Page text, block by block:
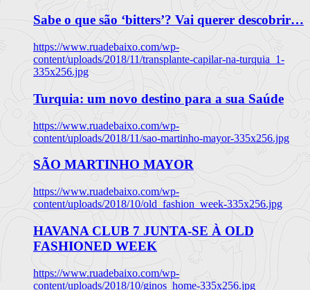
Sabe o que são ‘bitters’? Vai querer descobrir…
https://www.ruadebaixo.com/wp-
content/uploads/2018/11/transplante-capilar-na-turquia_1-
335x256.jpg
Turquia: um novo destino para a sua Saúde
https://www.ruadebaixo.com/wp-
content/uploads/2018/11/sao-martinho-mayor-335x256.jpg
SÃO MARTINHO MAYOR
https://www.ruadebaixo.com/wp-
content/uploads/2018/10/old_fashion_week-335x256.jpg
HAVANA CLUB 7 JUNTA-SE À OLD
FASHIONED WEEK
https://www.ruadebaixo.com/wp-
content/uploads/2018/10/ginos_home-335x256.jpg